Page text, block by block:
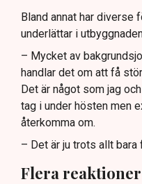
Bland annat har diverse
underlättar i
– Mycket av
handlar det om att få
Det är något som jag
tag i under hösten men
återkomma om.
– Det är ju trots allt bara
Flera reaktioner